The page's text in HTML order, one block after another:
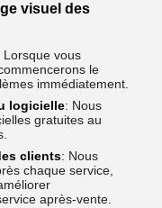
visuel des
Lorsque vous
le
immédiatement.
logicielle: Nous
gratuites au
clients: Nous
chaque service,
après-vente.